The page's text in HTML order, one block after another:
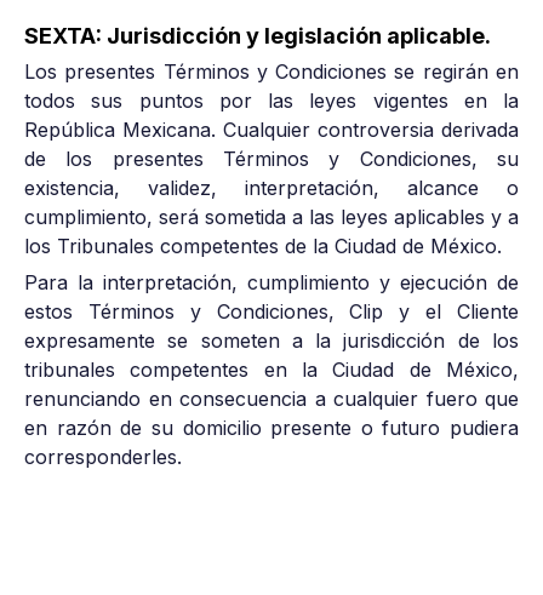
SEXTA: Jurisdicción y legislación aplicable.
Los presentes Términos y Condiciones se regirán en
todos sus puntos por las leyes vigentes en la
República Mexicana. Cualquier controversia derivada
de los presentes Términos y Condiciones, su
existencia, validez, interpretación, alcance o
cumplimiento, será sometida a las leyes aplicables y a
los Tribunales competentes de la Ciudad de México.
Para la interpretación, cumplimiento y ejecución de
estos Términos y Condiciones, Clip y el Cliente
expresamente se someten a la jurisdicción de los
tribunales competentes en la Ciudad de México,
renunciando en consecuencia a cualquier fuero que
en razón de su domicilio presente o futuro pudiera
corresponderles.